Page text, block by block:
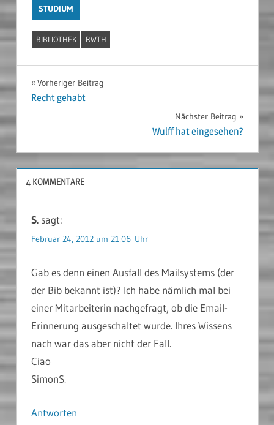
STUDIUM
BIBLIOTHEK RWTH
Beitragsnavigation
Vorheriger Beitrag
Recht gehabt
Nächster Beitrag
Wulff hat eingesehen?
4 KOMMENTARE
S. sagt:
Februar 24, 2012 um 21:06 Uhr
Gab es denn einen Ausfall des Mailsystems (der
der Bib bekannt ist)? Ich habe nämlich mal bei
einer Mitarbeiterin nachgefragt, ob die Email-
Erinnerung ausgeschaltet wurde. Ihres Wissens
nach war das aber nicht der Fall.
Ciao
SimonS.
Antworten